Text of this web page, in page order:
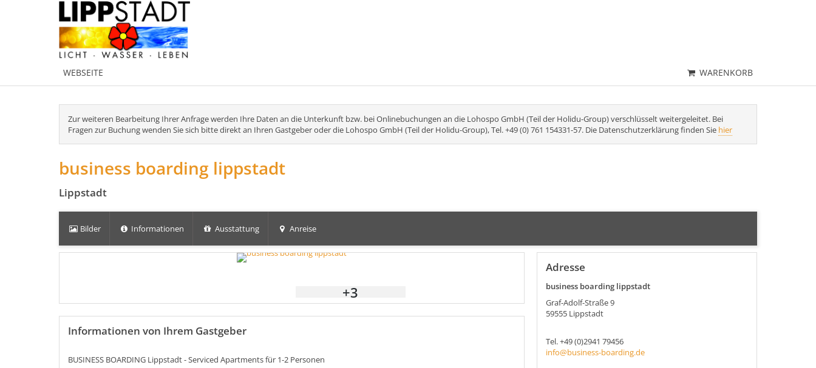
WARENKORB
WEBSEITE
Zur weiteren Bearbeitung Ihrer Anfrage werden Ihre Daten an die Unterkunft bzw. bei Onlinebuchungen an die Lohospo GmbH (Teil der Holidu-Group) verschlüsselt weitergeleitet. Bei
Fragen zur Buchung wenden Sie sich bitte direkt an Ihren Gastgeber oder die Lohospo GmbH (Teil der Holidu-Group), Tel. +49 (0) 761 154331-57. Die Datenschutzerklärung finden Sie hier
business boarding lippstadt
Lippstadt
Bilder Informationen Ausstattung Anreise
+3
Informationen von Ihrem Gastgeber
BUSINESS BOARDING Lippstadt - Serviced Apartments für 1-2 Personen
Adresse
business boarding lippstadt
Graf-Adolf-Straße 9
59555 Lippstadt
Tel.+49 (0)2941 79456
info@business-boarding.de